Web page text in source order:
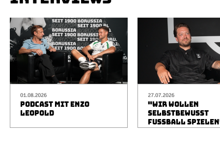
01.08.2026
PODCAST MIT ENZO
LEOPOLD
27.07.2026
"WIR WOLLEN
SELBSTBEWUSST
FUSSBALL